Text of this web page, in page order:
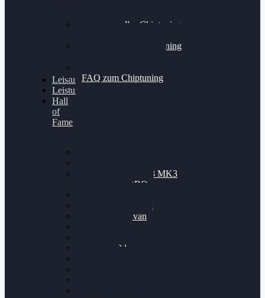
Professionelles Chiptuning
Professionelles Chiptuning
FAQ zum Chiptuning
Leistungsmessung
Leistungsprüfstand
Hall
of
Fame
Nissan GT-R35 3.8 MK3
V6 TWINTURBO
VW Passat 2.0TDI
VW T6 Multivan
BMW 120d